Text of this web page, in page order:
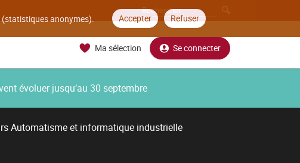
(statistiques anonymes). Accepter Refuser
Ma sélection Se connecter
évoluer jusqu’au 30 septembre
Automatisme et informatique industrielle